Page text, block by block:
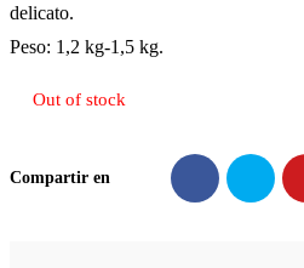
delicato.
Peso: 1,2 kg-1,5 kg.
Out of stock
Compartir en